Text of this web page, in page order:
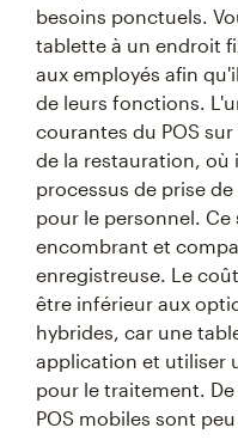
besoins ponctuels.
tablette à un endroit
aux employés afin
de leurs fonctions.
courantes du POS
de la restauration, où
processus de prise
pour le personnel. Ce
encombrant et
enregistreuse. Le
être inférieur aux
hybrides, car une
application et utiliser
pour le traitement.
POS mobiles sont